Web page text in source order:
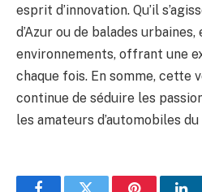
esprit d’innovation. Qu’il
d’Azur ou de balades
environnements, offrant une
chaque fois. En somme, cette
continue de séduire les
les amateurs d’automobiles